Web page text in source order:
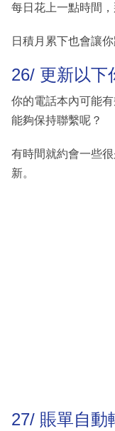
每日花上一點時間，
日積月累下也會讓
26/ 更新以下
你的電話本內可能
能夠保持聯繫呢？
有時間就約會一些
新。
27/ 賬單自動